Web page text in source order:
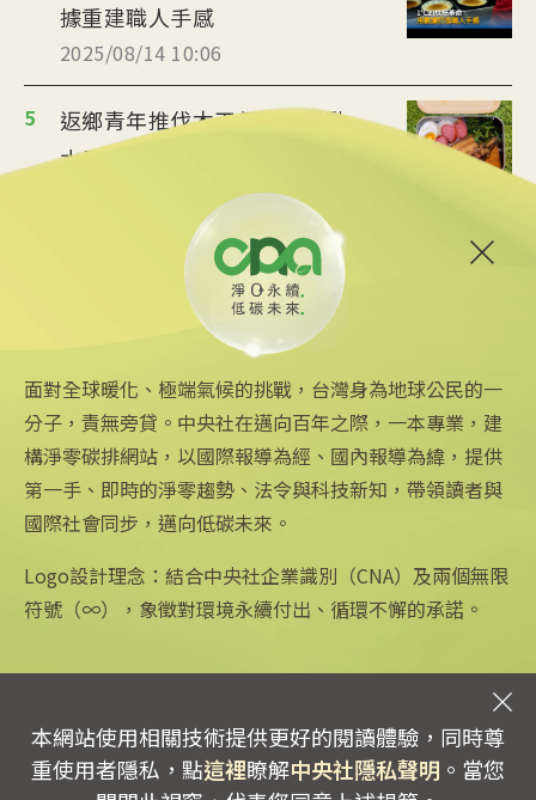
據重建職人手感
2025/08/14 10:06
5
返鄉青年推伐木工便當 帶動
水里觀光與減碳經濟
台中智慧停車無紙化9/8上線
2025/08/11 18:54
專線：0800-256-688 | 信箱：services@mail.cna.com.tw
copyright © 2026 中央通訊社版權所有
中央社網站
中央通訊社
Focus Taiwan
フォーカス台湾
關注更多
友善連結
Android app 下載
公司簡介
企業識別
公開資訊
面對全球暖化、極端氣候的挑戰，台灣身為地球公民的一
分子，責無旁貸。中央社在邁向百年之際，一本專業，建
構淨零碳排網站，以國際報導為經、國內報導為緯，提供
第一手、即時的淨零趨勢、法令與科技新知，帶領讀者與
國際社會同步，邁向低碳未來。
Logo設計理念：結合中央社企業識別（CNA）及兩個無限
符號（∞），象徵對環境永續付出、循環不懈的承諾。
本網站使用相關技術提供更好的閱讀體驗，同時尊
重使用者隱私，點這裡瞭解中央社隱私聲明 。當您